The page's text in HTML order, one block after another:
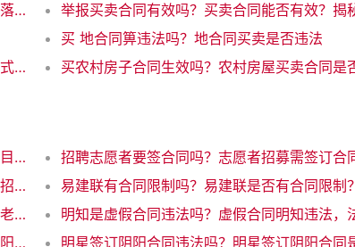
中山买卖合同可以落户吗？山买卖合同：能办落户吗？
买 地合同箅违法吗？地合同买卖是否违法
买二手房有购房合同吗？二手房买卖是否有正式合同？
施工合同可以不写目录吗？施工合同是否需要目录？优化互联网写作标题
施工合同包含招标吗嘛？网站施工合同是否需招标？解析一下规定！
易建联有合同限制吗？易建联是否有合同限制？
易建联接受老将合同吗？易建联是否同意签下老将合同
明星都会用阴阳合同吗？明星通常都会签订阴阳合同吗？